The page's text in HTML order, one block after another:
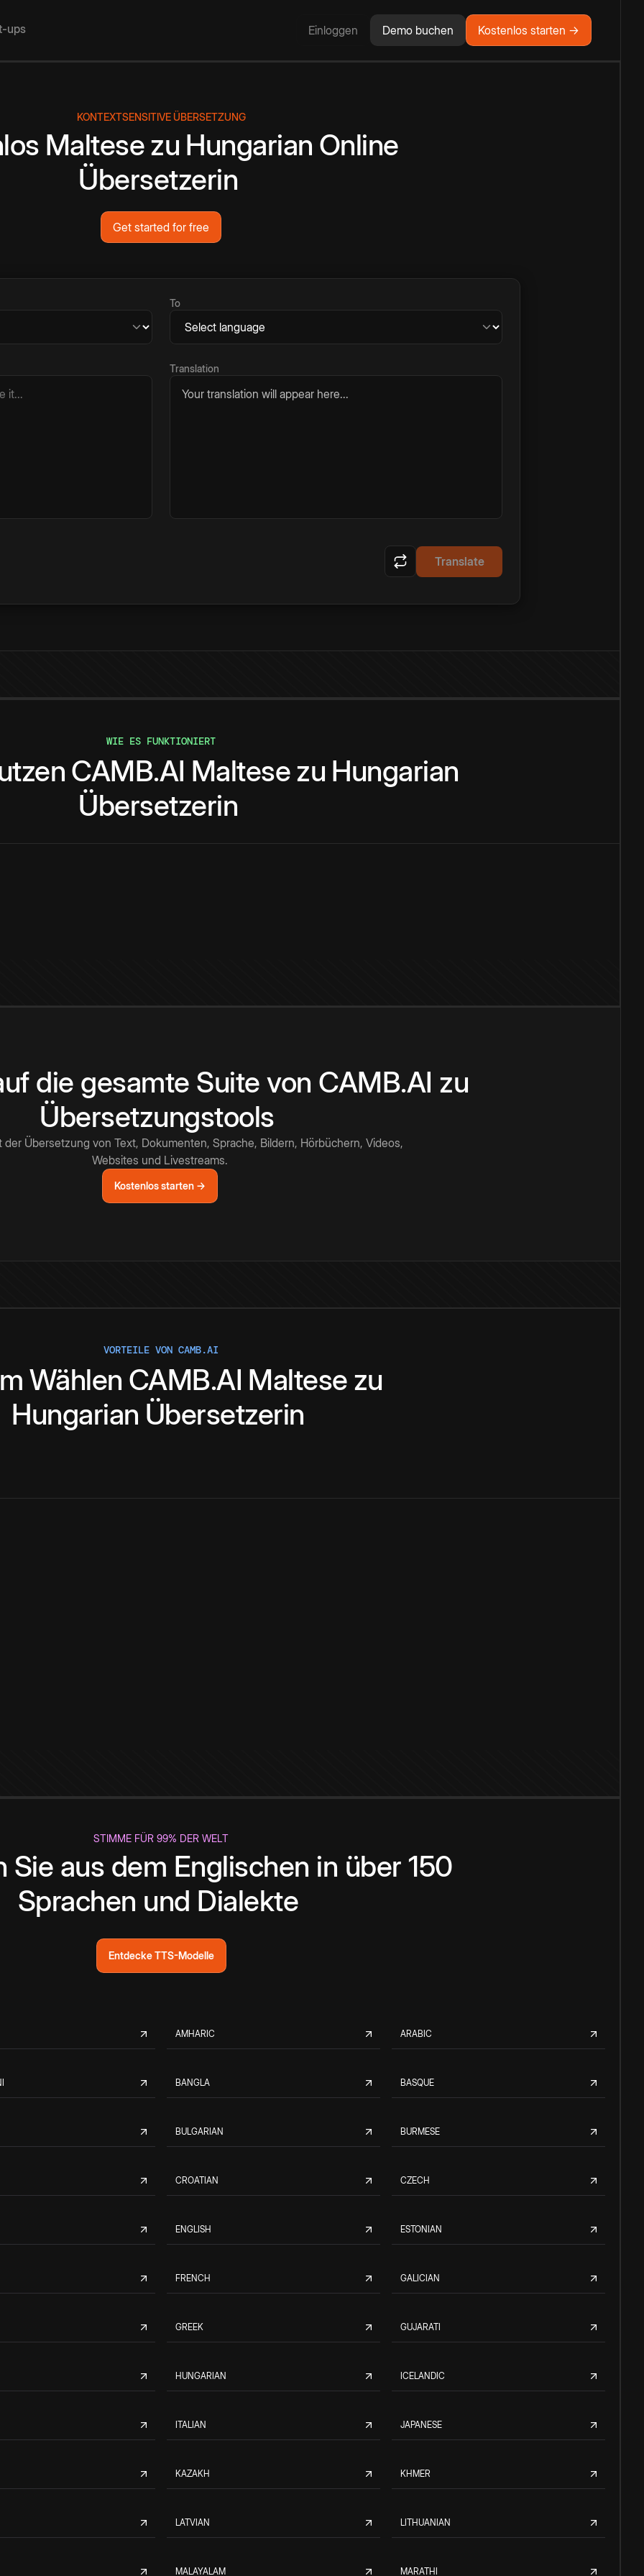
ups Einloggen Demo buchen Kostenlos starten →
KONTEXTSENSITIVE ÜBERSETZUNG
Maltesezu Hungarian Online
Übersetzerin
Get started for free
To
Translation
Your translation will appear here...
Translate
WIE ES FUNKTIONIERT
CAMB.AI Maltesezu Hungarian
Übersetzerin
die gesamte Suite von CAMB.AI zu
Übersetzungstools
der Übersetzung von Text, Dokumenten, Sprache, Bildern, Hörbüchern, Videos,
Websites und Livestreams.
Kostenlos starten →
VORTEILE VON CAMB.AI
Wählen CAMB.AI Maltese zu
Hungarian Übersetzerin
STIMME FÜR 99% DER WELT
Sie aus dem Englischen in über 150
Sprachen und Dialekte
Entdecke TTS-Modelle
AMHARIC ARABIC
BANGLA BASQUE
BULGARIAN BURMESE
CROATIAN CZECH
ENGLISH ESTONIAN
FRENCH GALICIAN
GREEK GUJARATI
HUNGARIAN ICELANDIC
ITALIAN JAPANESE
KAZAKH KHMER
LATVIAN LITHUANIAN
MALAYALAM MARATHI